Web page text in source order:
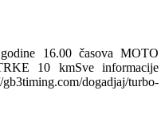
16.00 časova MOTO
10 kmSve informacije
dogadjaj/turbo-